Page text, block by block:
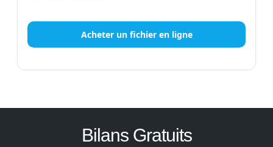
Acheter un fichier en ligne
Bilans Gratuits